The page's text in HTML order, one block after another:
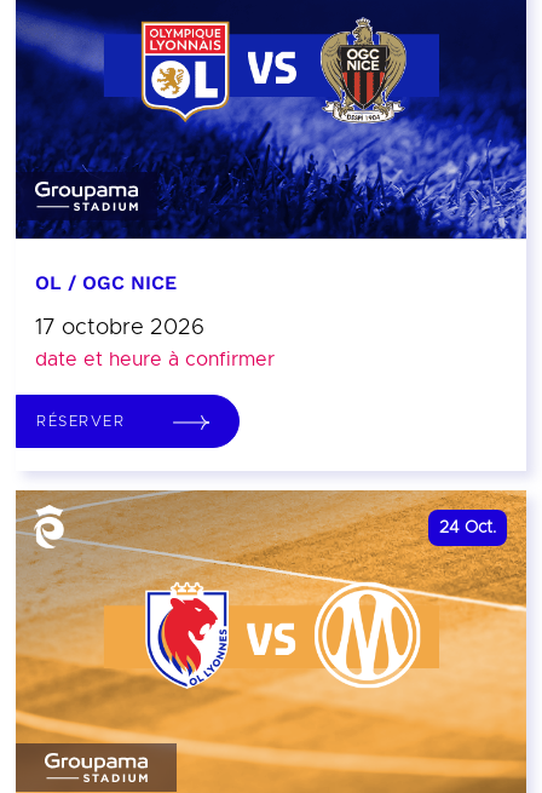
OL / OGC NICE
17 octobre 2026
date et heure à confirmer
RÉSERVER
24 Oct.